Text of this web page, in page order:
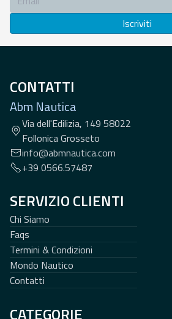
Iscriviti
CONTATTI
Abm Nautica
Via dell'Edilizia, 149 58022
Follonica Grosseto
info@abmnautica.com
+39 0566.57487
SERVIZIO CLIENTI
Chi Siamo
Faqs
Termini & Condizioni
Mondo Nautico
Contatti
CATEGORIE